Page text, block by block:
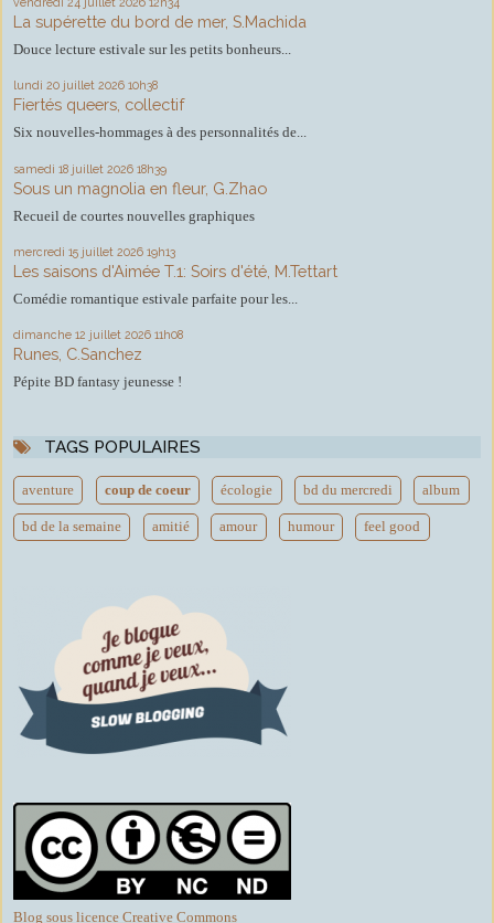
La supérette du bord de mer, S.Machida
Douce lecture estivale sur les petits bonheurs...
lundi 20 juillet 2026 10h38
Fiertés queers, collectif
Six nouvelles-hommages à des personnalités de...
samedi 18 juillet 2026 18h39
Sous un magnolia en fleur, G.Zhao
Recueil de courtes nouvelles graphiques
mercredi 15 juillet 2026 19h13
Les saisons d'Aimée T.1: Soirs d'été, M.Tettart
Comédie romantique estivale parfaite pour les...
dimanche 12 juillet 2026 11h08
Runes, C.Sanchez
Pépite BD fantasy jeunesse !
TAGS POPULAIRES
aventure coup de coeur écologie bd du mercredi album
bd de la semaine amitié amour humour feel good
Blog sous licence Creative Commons